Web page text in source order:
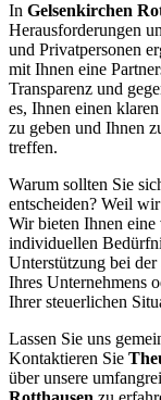
In Gelsenkirchen
Herausforderungen
und Privatpersonen
mit Ihnen eine
Transparenz und
es, Ihnen einen
zu geben und Ihnen
treffen.
Warum sollten Sie
entscheiden? Weil
Wir bieten Ihnen eine
individuellen
Unterstützung bei der
Ihres Unternehmens
Ihrer steuerlichen
Lassen Sie uns
Kontaktieren Sie
über unsere